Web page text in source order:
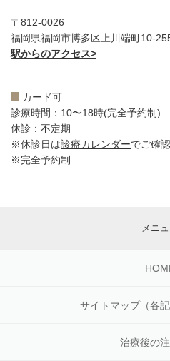
〒812-0026
福岡県福岡市博多区上川端町10-
駅からのアクセス>
カード可
診療時間：10〜18時(完全予約制)
休診：不定期
※休診日は診療カレンダーでご確
※完全予約制
メニ
サイトマップ（各
治療後の